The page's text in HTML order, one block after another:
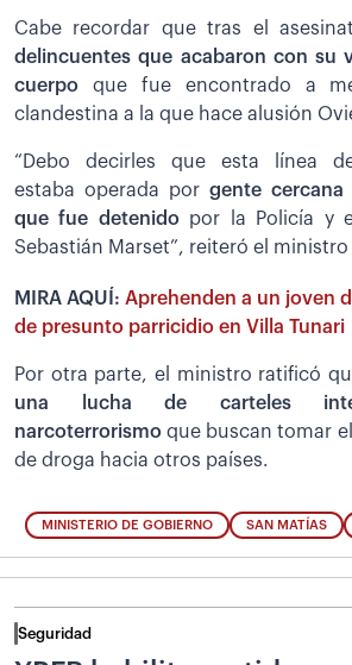
Cabe recordar que tras el
delincuentes que acabaron con su
cuerpo que fue encontrado a
clandestina a la que hace alusión
“Debo decirles que esta línea
estaba operada por gente
que fue detenido por la Policía y
Sebastián Marset”, reiteró el
MIRA AQUÍ: Aprehenden a un joven
de presunto parricidio en Villa Tunari
Por otra parte, el ministro ratificó
una lucha de carteles
narcoterrorismo que buscan tomar
de droga hacia otros países.
MINISTERIO DE GOBIERNO SAN MATÍAS
Seguridad